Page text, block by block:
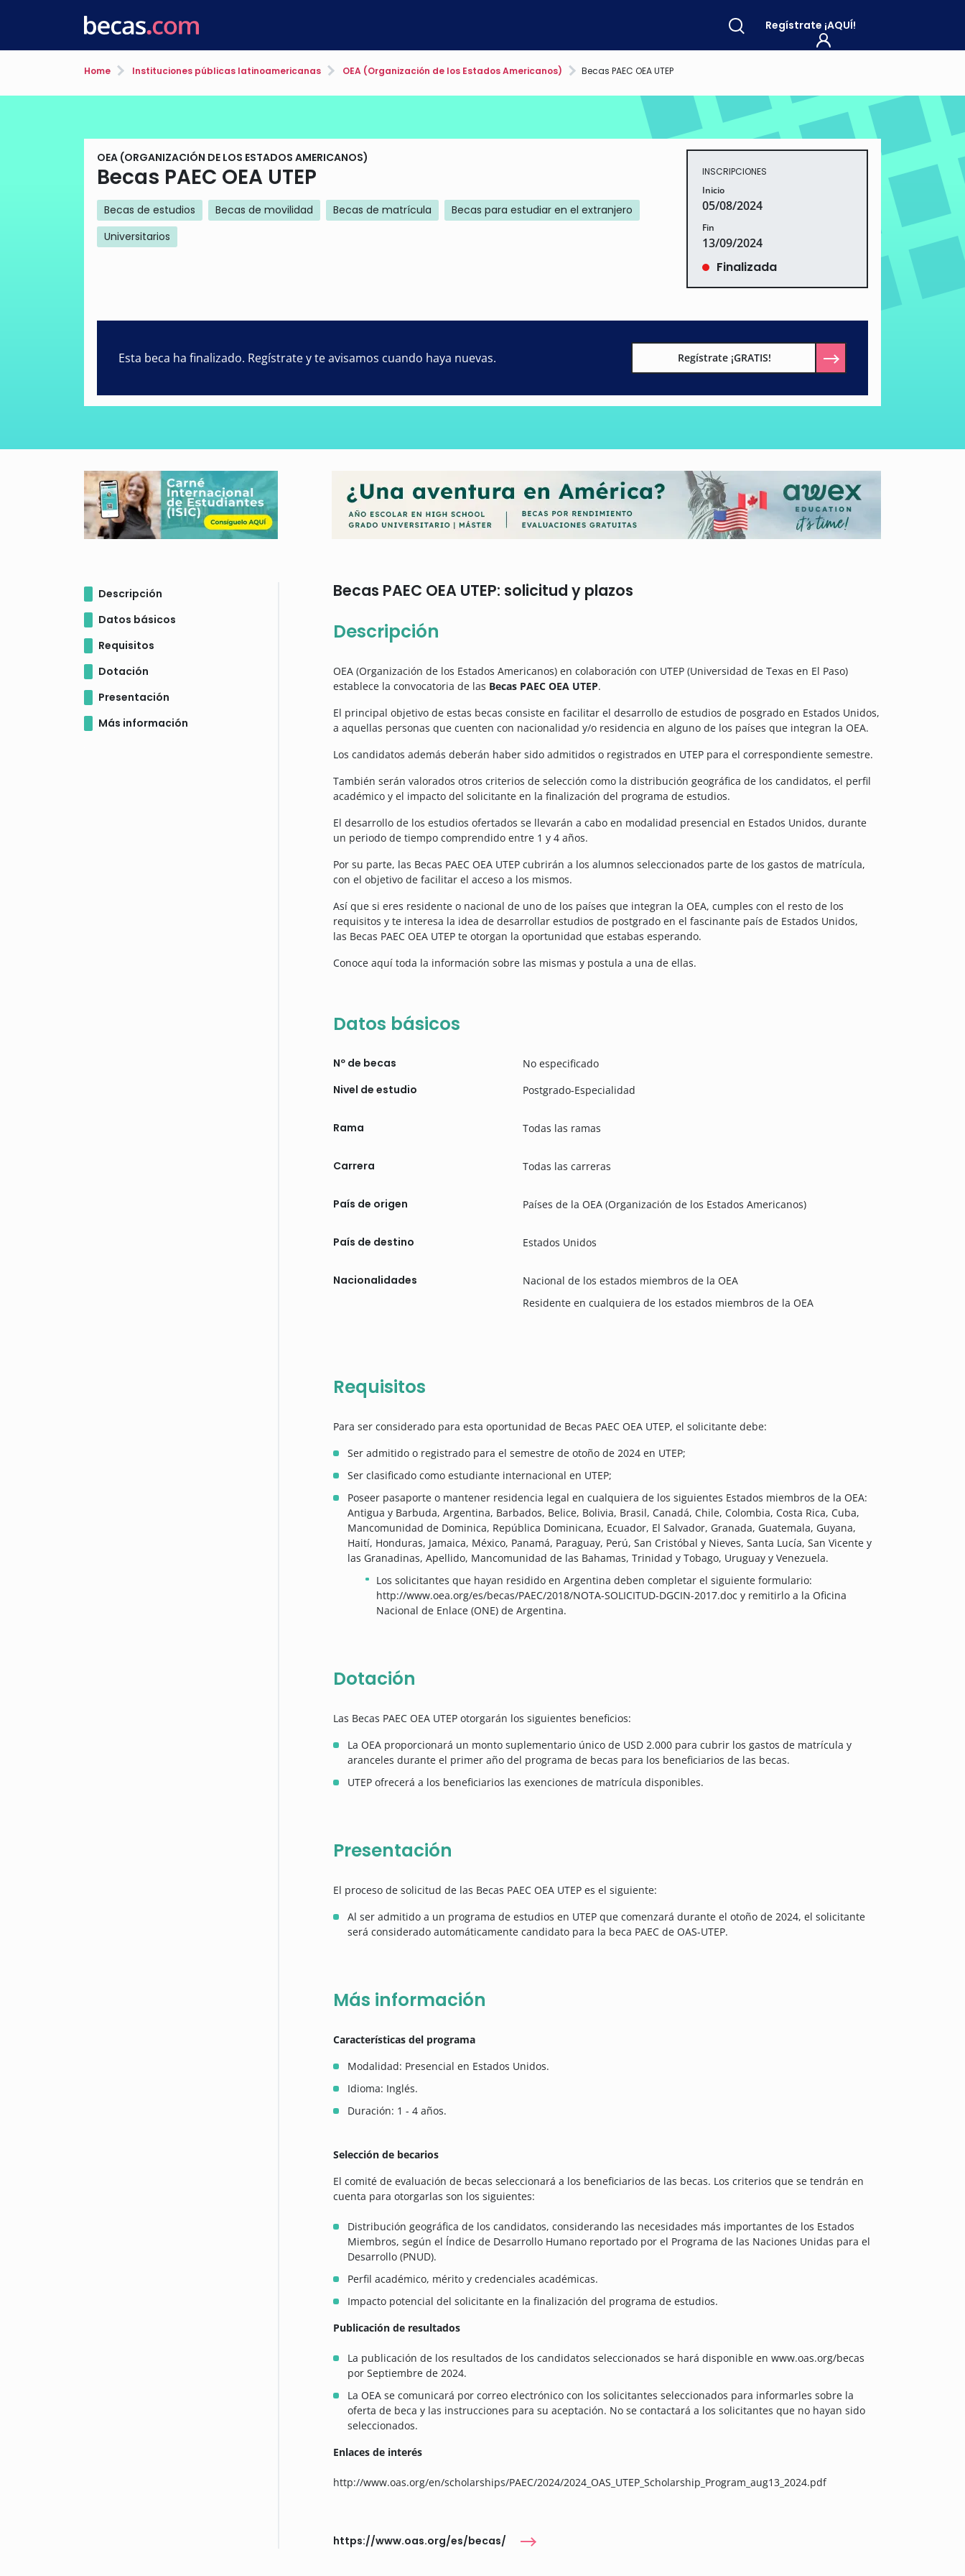
Regístrate ¡AQUÍ!
Home Instituciones públicas latinoamericanas OEA (Organización de los Estados Americanos) Becas PAEC OEA UTEP
OEA (ORGANIZACIÓN DE LOS ESTADOS AMERICANOS)
Becas PAEC OEA UTEP
Becas de estudios Becas de movilidad Becas de matrícula
Becas para estudiar en el extranjero
Universitarios
INSCRIPCIONES
Inicio
05/08/2024
Fin
13/09/2024
Finalizada
Esta beca ha finalizado. Regístrate y te avisamos cuando haya nuevas. Regístrate ¡GRATIS!
Descripción
Datos básicos
Requisitos
Dotación
Presentación
Más información
Becas PAEC OEA UTEP: solicitud y plazos
Descripción
OEA (Organización de los Estados Americanos) en colaboración con UTEP (Universidad de Texas en El Paso)
establece la convocatoria de las Becas PAEC OEA UTEP.
El principal objetivo de estas becas consiste en facilitar el desarrollo de estudios de posgrado en Estados Unidos,
a aquellas personas que cuenten con nacionalidad y/o residencia en alguno de los países que integran la OEA.
Los candidatos además deberán haber sido admitidos o registrados en UTEP para el correspondiente semestre.
También serán valorados otros criterios de selección como la distribución geográfica de los candidatos, el perfil
académico y el impacto del solicitante en la finalización del programa de estudios.
El desarrollo de los estudios ofertados se llevarán a cabo en modalidad presencial en Estados Unidos, durante
un periodo de tiempo comprendido entre 1 y 4 años.
Por su parte, las Becas PAEC OEA UTEP cubrirán a los alumnos seleccionados parte de los gastos de matrícula,
con el objetivo de facilitar el acceso a los mismos.
Así que si eres residente o nacional de uno de los países que integran la OEA, cumples con el resto de los
requisitos y te interesa la idea de desarrollar estudios de postgrado en el fascinante país de Estados Unidos,
las Becas PAEC OEA UTEP te otorgan la oportunidad que estabas esperando.
Conoce aquí toda la información sobre las mismas y postula a una de ellas.
Datos básicos
Nº de becas No especificado
Nivel de estudio Postgrado-Especialidad
Rama Todas las ramas
Carrera Todas las carreras
País de origen Países de la OEA (Organización de los Estados Americanos)
País de destino Estados Unidos
Nacionalidades
Nacional de los estados miembros de la OEA
Residente en cualquiera de los estados miembros de la OEA
Requisitos
Para ser considerado para esta oportunidad de Becas PAEC OEA UTEP, el solicitante debe:
Ser admitido o registrado para el semestre de otoño de 2024 en UTEP;
Ser clasificado como estudiante internacional en UTEP;
Poseer pasaporte o mantener residencia legal en cualquiera de los siguientes Estados miembros de la OEA:
Antigua y Barbuda, Argentina, Barbados, Belice, Bolivia, Brasil, Canadá, Chile, Colombia, Costa Rica, Cuba,
Mancomunidad de Dominica, República Dominicana, Ecuador, El Salvador, Granada, Guatemala, Guyana,
Haití, Honduras, Jamaica, México, Panamá, Paraguay, Perú, San Cristóbal y Nieves, Santa Lucía, San Vicente y
las Granadinas, Apellido, Mancomunidad de las Bahamas, Trinidad y Tobago, Uruguay y Venezuela.
Los solicitantes que hayan residido en Argentina deben completar el siguiente formulario:
http://www.oea.org/es/becas/PAEC/2018/NOTA-SOLICITUD-DGCIN-2017.doc y remitirlo a la Oficina
Nacional de Enlace (ONE) de Argentina.
Dotación
Las Becas PAEC OEA UTEP otorgarán los siguientes beneficios:
La OEA proporcionará un monto suplementario único de USD 2.000 para cubrir los gastos de matrícula y
aranceles durante el primer año del programa de becas para los beneficiarios de las becas.
UTEP ofrecerá a los beneficiarios las exenciones de matrícula disponibles.
Presentación
El proceso de solicitud de las Becas PAEC OEA UTEP es el siguiente:
Al ser admitido a un programa de estudios en UTEP que comenzará durante el otoño de 2024, el solicitante
será considerado automáticamente candidato para la beca PAEC de OAS-UTEP.
Más información
Características del programa
Modalidad: Presencial en Estados Unidos.
Idioma: Inglés.
Duración: 1 - 4 años.
Selección de becarios
El comité de evaluación de becas seleccionará a los beneficiarios de las becas. Los criterios que se tendrán en
cuenta para otorgarlas son los siguientes:
Distribución geográfica de los candidatos, considerando las necesidades más importantes de los Estados
Miembros, según el Índice de Desarrollo Humano reportado por el Programa de las Naciones Unidas para el
Desarrollo (PNUD).
Perfil académico, mérito y credenciales académicas.
Impacto potencial del solicitante en la finalización del programa de estudios.
Publicación de resultados
La publicación de los resultados de los candidatos seleccionados se hará disponible en www.oas.org/becas
por Septiembre de 2024.
La OEA se comunicará por correo electrónico con los solicitantes seleccionados para informarles sobre la
oferta de beca y las instrucciones para su aceptación. No se contactará a los solicitantes que no hayan sido
seleccionados.
Enlaces de interés
http://www.oas.org/en/scholarships/PAEC/2024/2024_OAS_UTEP_Scholarship_Program_aug13_2024.pdf
https://www.oas.org/es/becas/